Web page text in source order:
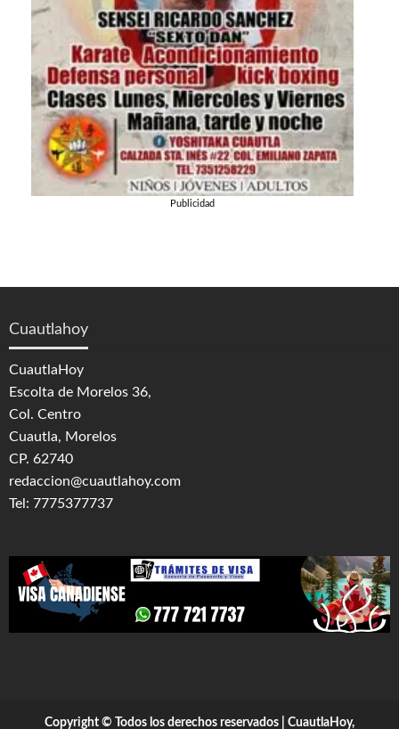
Publicidad
Cuautlahoy
CuautlaHoy
Escolta de Morelos 36,
Col. Centro
Cuautla, Morelos
CP. 62740
redaccion@cuautlahoy.com
Tel: 7775377737
Copyright © Todos los derechos reservados | CuautlaHoy,